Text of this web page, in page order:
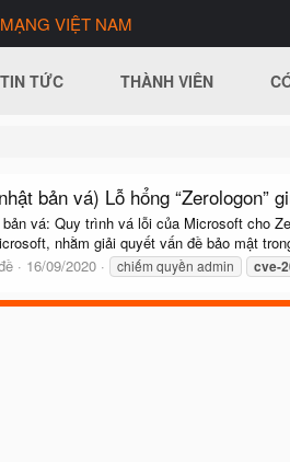
VIỆT NAM
TIN TỨC THÀNH VIÊN
bản vá) Lỗ hổng “Zerologon”
bản vá: Quy trình vá lỗi của Microsoft cho
nhằm giải quyết vấn đề bảo mật
16/09/2020 chiếm quyền admin cve-